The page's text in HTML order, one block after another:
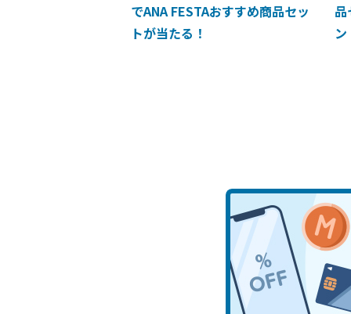
でANA FESTAおすすめ商品セッ
トが当たる！
ン